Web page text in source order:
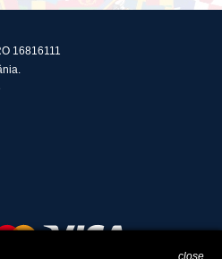
16816111
close